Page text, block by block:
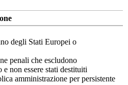
degli Stati Europei o
penali che escludono
e non essere stati destituiti
amministrazione per persistente